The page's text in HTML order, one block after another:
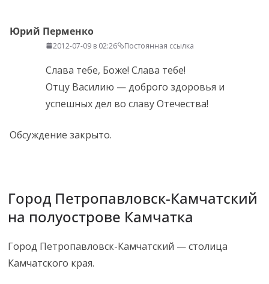
Юрий Перменко
2012-07-09 в 02:26 Постоянная ссылка
Слава тебе, Боже! Слава тебе!
Отцу Василию — доброго здоровья и
успешных дел во славу Отечества!
Обсуждение закрыто.
Город Петропавловск-Камчатский
на полуострове Камчатка
Город Петропавловск-Камчатский — столица
Камчатского края.